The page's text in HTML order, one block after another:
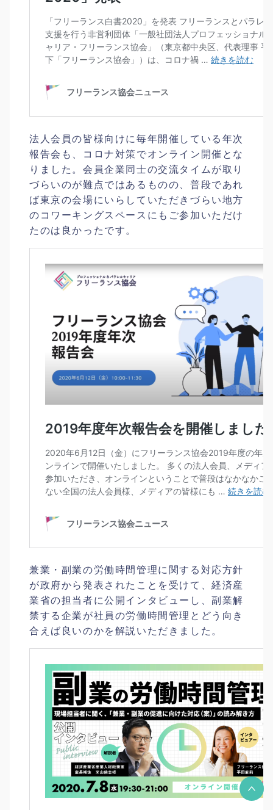
法人会員の皆様向けに毎年開催している年次
報告会も、コロナ対策でオンライン開催とな
りました。会員企業同士の交流タイムが取り
づらいのが難点ではあるものの、普段であれ
ば東京の会場にいらしていただきづらい地方
のコワーキングスペースにもご参加いただけ
たのは良かったです。
兼業・副業の労働時間管理に関する対応方針
が政府から発表されたことを受けて、経済産
業省の担当者に公開インタビューし、副業解
禁する企業が社員の労働時間管理とどう向き
合えば良いのかを解説いただきました。